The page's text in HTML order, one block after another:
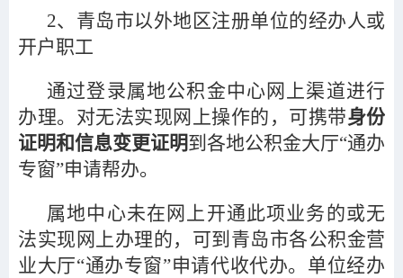
2、青岛市以外地区注册单位的经办人或
开户职工
通过登录属地公积金中心网上渠道进行
办理。对无法实现网上操作的，可携带身份
证明和信息变更证明到各地公积金大厅“通办
专窗”申请帮办。
属地中心未在网上开通此项业务的或无
法实现网上办理的，可到青岛市各公积金营
业大厅“通办专窗”申请代收代办。单位经办